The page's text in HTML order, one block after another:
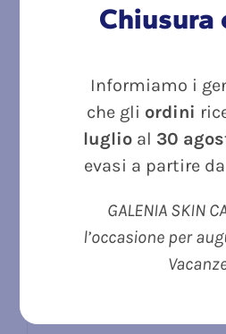
9004 ALOE VERA
intensità prodotto 8 (0-23)
Chiusura
Informiamo i
che gli ordini
luglio al 30
evasi a partire
GALENIA SKIN
l’occasione per